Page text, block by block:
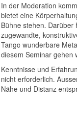
In der Moderation
bietet eine
Bühne stehen.
zugewandte,
Tango wunderbare
diesem Seminar gehen
Kenntnisse und
nicht erforderlich.
Nähe und Distanz